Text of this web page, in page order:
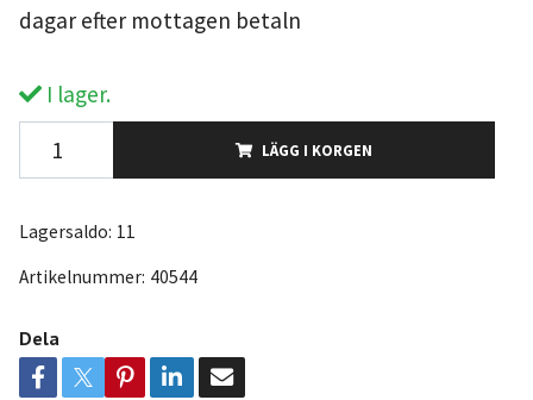
dagar efter mottagen betaln
I lager.
LÄGG I KORGEN
Lagersaldo: 11
Artikelnummer: 40544
Dela